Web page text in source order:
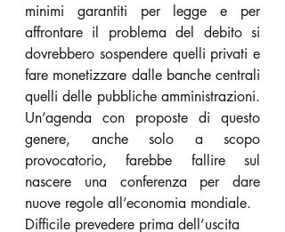
minimi garantiti per legge e per
affrontare il problema del debito si
dovrebbero sospendere quelli privati e
fare monetizzare dalle banche centrali
quelli delle pubbliche amministrazioni.
Un’agenda con proposte di questo
genere, anche solo a scopo
provocatorio, farebbe fallire sul
nascere una conferenza per dare
nuove regole all’economia mondiale.
Difficile prevedere prima dell’uscita